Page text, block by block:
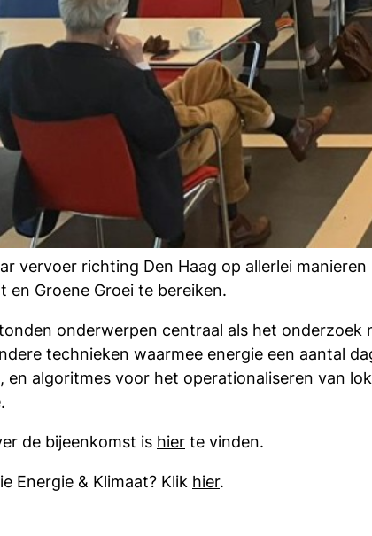
vervoer richting Den Haag op allerlei
en Groene Groei te bereiken.
onderwerpen centraal als het
technieken waarmee energie een aantal
en algoritmes voor het operationaliseren van
de bijeenkomst is hier te vinden.
Energie & Klimaat? Klik hier.